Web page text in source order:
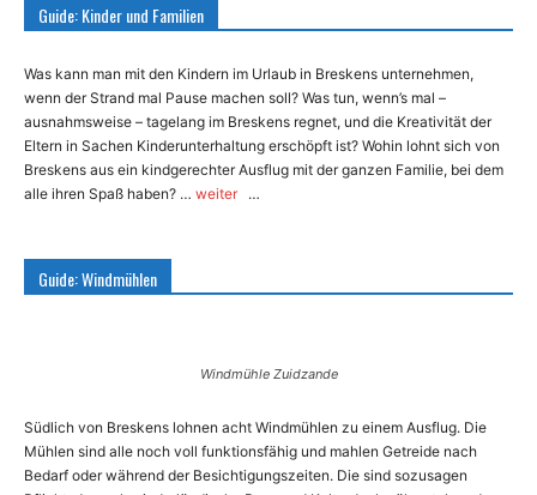
Guide: Kinder und Familien
Was kann man mit den Kindern im Urlaub in Breskens unternehmen,
wenn der Strand mal Pause machen soll? Was tun, wenn’s mal –
ausnahmsweise – tagelang im Breskens regnet, und die Kreativität der
Eltern in Sachen Kinderunterhaltung erschöpft ist? Wohin lohnt sich von
Breskens aus ein kindgerechter Ausflug mit der ganzen Familie, bei dem
alle ihren Spaß haben? … weiter…
Guide: Windmühlen
Windmühle Zuidzande
Südlich von Breskens lohnen acht Windmühlen zu einem Ausflug. Die
Mühlen sind alle noch voll funktionsfähig und mahlen Getreide nach
Bedarf oder während der Besichtigungszeiten. Die sind sozusagen